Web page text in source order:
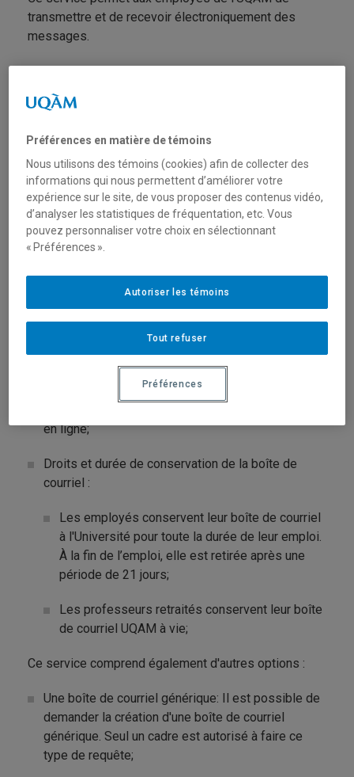
transmettre et de recevoir électroniquement des
messages.
Le service de courriel inclut :
Une adresse de courriel « nom.prenom@uqam.ca »;
Une boîte de courriel sur le service Office 365;
Un calendrier ou agenda;
Une liste de contacts;
La publication des coordonnées (nom, prénom,
Taille de la boite de courriels : 100 Go;
Taille maximale des messages reçus ou envoyés
25 Mo. Pour dépasser ce maximum, il est possible
en ligne;
Droits et durée de conservation de la boîte de
courriel :
Les employés conservent leur boîte de courriel
à l'Université pour toute la durée de leur emploi.
À la fin de l’emploi, elle est retirée après une
période de 21 jours;
Les professeurs retraités conservent leur boîte
de courriel UQAM à vie;
Ce service comprend également d'autres options :
Une boîte de courriel générique: Il est possible de
demander la création d'une boîte de courriel
générique. Seul un cadre est autorisé à faire ce
type de requête;
Préférences en matière de témoins
Nous utilisons des témoins (cookies) afin de collecter des
informations qui nous permettent d’améliorer votre
expérience sur le site, de vous proposer des contenus vidéo,
d’analyser les statistiques de fréquentation, etc. Vous
pouvez personnaliser votre choix en sélectionnant
« Préférences ».
Tout refuser
Autoriser les témoins
Préférences